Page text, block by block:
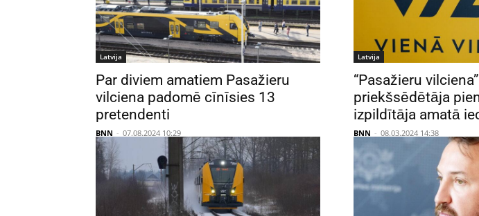
Latvija
Par diviem amatiem Pasažieru
vilciena padomē cīnīsies 13
pretendenti
BNN - 07.08.2024 10:29
Latvija
“Pasažieru
priekšsēdētāja
izpildītāja amatā
BNN - 08.03.2024 14:38